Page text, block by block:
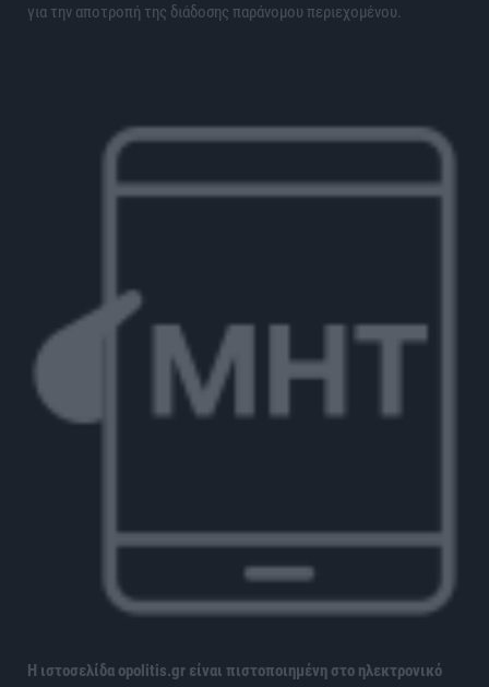
για την αποτροπή της διάδοσης παράνομου περιεχομένου.
Η ιστοσελίδα opolitis.gr είναι πιστοποιημένη στο ηλεκτρονικό